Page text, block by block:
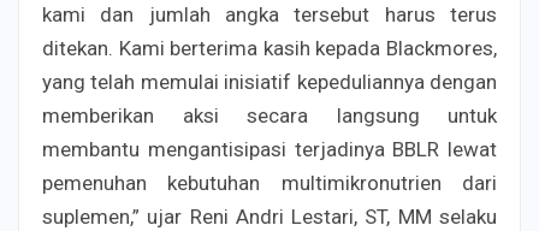
kami dan jumlah angka tersebut harus terus
ditekan. Kami berterima kasih kepada Blackmores,
yang telah memulai inisiatif kepeduliannya dengan
memberikan aksi secara langsung untuk
membantu mengantisipasi terjadinya BBLR lewat
pemenuhan kebutuhan multimikronutrien dari
suplemen,” ujar Reni Andri Lestari, ST, MM selaku